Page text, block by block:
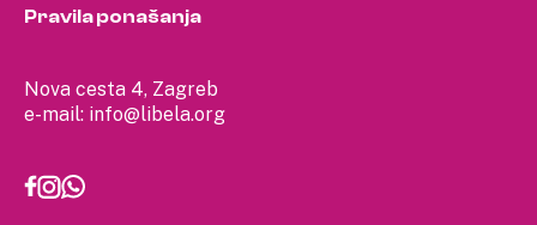
Nova cesta 4, Zagreb
e-mail: info@libela.org
Pravila ponašanja